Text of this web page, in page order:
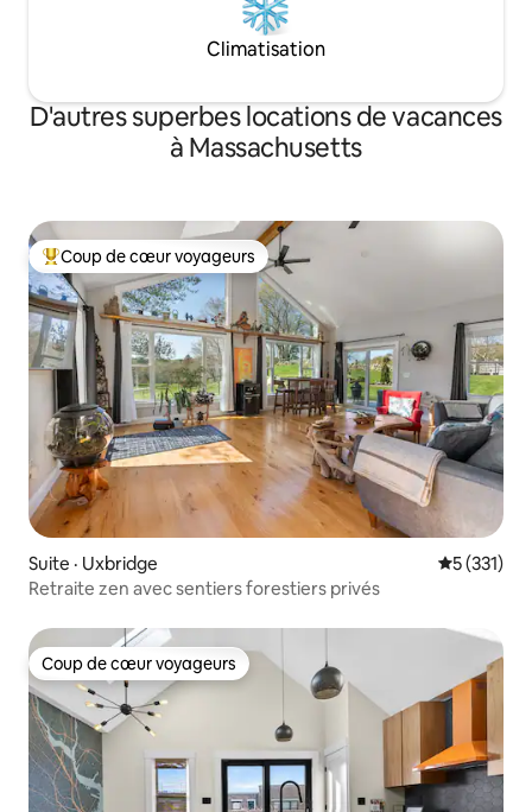
Climatisation
D'autres superbes locations de vacances
à Massachusetts
Coup de cœur voyageurs parmi les plus aimés
Coup de cœur voyageurs
Suite · Uxbridge Note
5 (331)
Retraite zen avec sentiers forestiers privés
Coup de cœur voyageurs
Coup de cœur voyageurs